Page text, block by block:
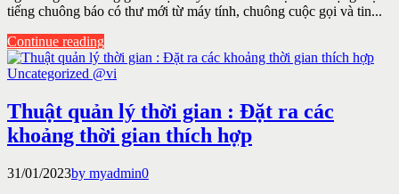
tiếng chuông báo có thư mới từ máy tính, chuông cuộc gọi và tin...
Continue reading
Uncategorized @vi
Thuật quản lý thời gian : Đặt ra các
khoảng thời gian thích hợp
31/01/2023by myadmin0